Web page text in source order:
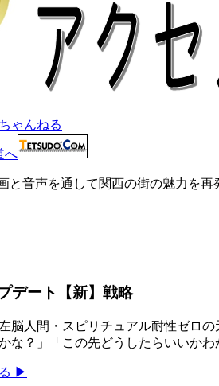
と音声を通して関西の街の魅力を
デート【新】戦略
脳人間・スピリチュアル耐性ゼロ
な？」「この先どうしたらいいか
▶